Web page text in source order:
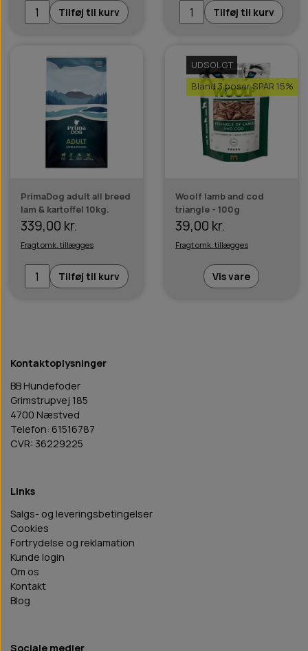
Tilføj til kurv Tilføj til kurv
PrimaDog adult all breed
lam & kartoffel 10kg.
339,00 kr.
Fragt omk. tillægges
Tilføj til kurv
UDSOLGT
Bland 3 poser SPAR 15%
Woolf lamb and cod
triangle - 100g
39,00 kr.
Fragt omk. tillægges
Vis vare
Kontaktoplysninger
BB Hundefoder
Grimstrupvej 185
4700 Næstved
Telefon: 61516787
CVR: 36229225
Links
Salgs- og leveringsbetingelser
Cookies
Fortrydelse og reklamation
Kunde login
Om os
Kontakt
Blog
Sociale medier